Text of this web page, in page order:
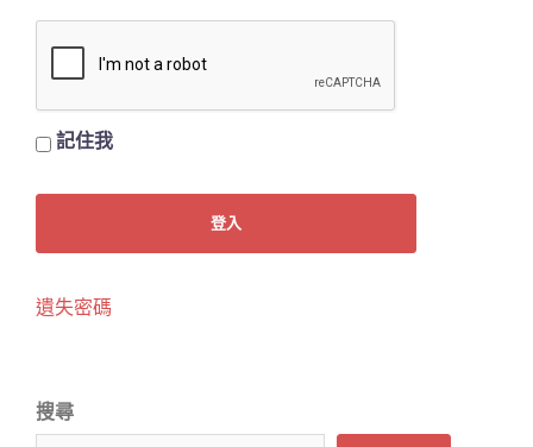
記住我
遺失密碼
搜尋